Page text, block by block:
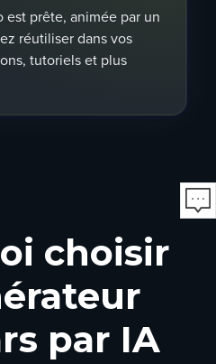
est prête, animée par un
réutiliser dans vos
tutoriels et plus
choisir
par IA